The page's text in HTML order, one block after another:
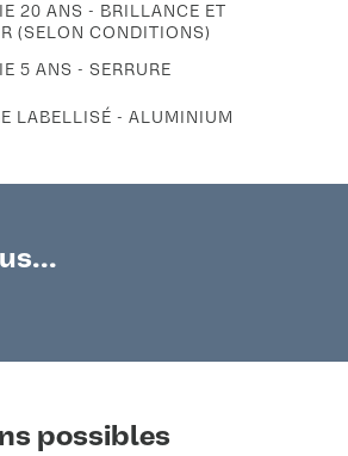
20 ANS - BRILLANCE ET
(SELON CONDITIONS)
5 ANS - SERRURE
LABELLISÉ - ALUMINIUM
possibles